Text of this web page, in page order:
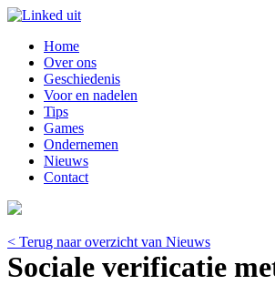
Home
Over ons
Geschiedenis
Voor en nadelen
Tips
Games
Ondernemen
Nieuws
Contact
< Terug naar overzicht van Nieuws
Sociale verificatie